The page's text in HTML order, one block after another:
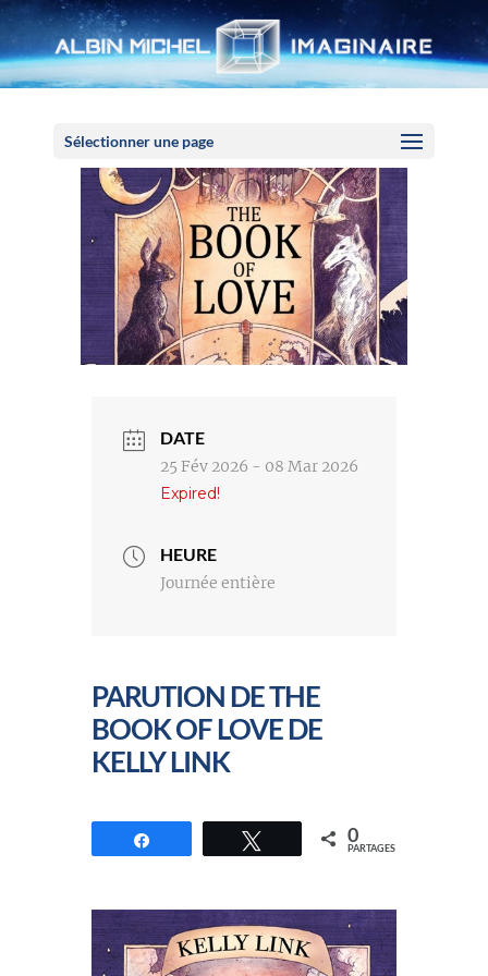
Sélectionner une page
DATE
25 Fév 2026 - 08 Mar 2026
Expired!
HEURE
Journée entière
PARUTION DE THE
BOOK OF LOVE DE
KELLY LINK
Tweetez 0
PARTAGES
Panneau de gestion des cookies